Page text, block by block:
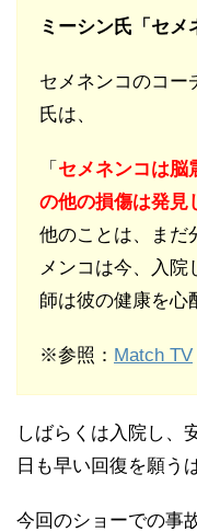
ミーシン氏「セメ
セメネンコのコー
氏は、
「 セメネンコは脳
の他の損傷は発見
他のことは、まだ
メンコは今、入
師は彼の健康を心
※参照： Match TV
しばらくは入院し、
日も早い回復を願う
今回のショーでの事